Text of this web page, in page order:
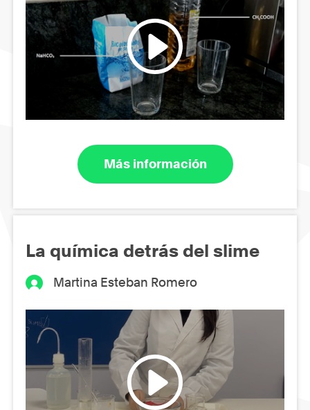
Más información
La química detrás del slime
Martina Esteban Romero